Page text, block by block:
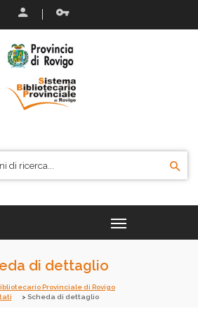
di dettaglio
Provinciale di Rovigo
Scheda di dettaglio